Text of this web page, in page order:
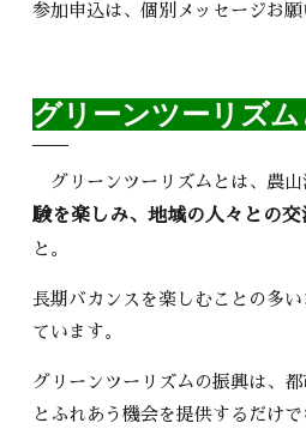
参加申込は、個別メッセージお願
グリーンツーリズム
グリーンツーリズムとは、農山
験を楽しみ、地域の人々との交
と。
長期バカンスを楽しむことの多
ています。
グリーンツーリズムの振興は、
とふれあう機会を提供するだけ